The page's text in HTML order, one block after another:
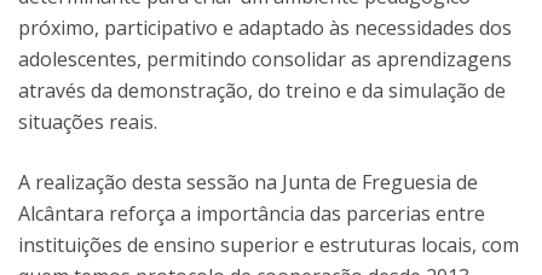
próximo, participativo e adaptado às necessidades dos
adolescentes, permitindo consolidar as aprendizagens
através da demonstração, do treino e da simulação de
situações reais.
A realização desta sessão na Junta de Freguesia de
Alcântara reforça a importância das parcerias entre
instituições de ensino superior e estruturas locais, com